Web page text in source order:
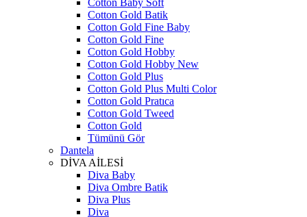
Cotton Baby Soft
Cotton Gold Batik
Cotton Gold Fine Baby
Cotton Gold Fine
Cotton Gold Hobby
Cotton Gold Hobby New
Cotton Gold Plus
Cotton Gold Plus Multi Color
Cotton Gold Pratıca
Cotton Gold Tweed
Cotton Gold
Tümünü Gör
Dantela
DİVA AİLESİ
Diva Baby
Diva Ombre Batik
Diva Plus
Diva